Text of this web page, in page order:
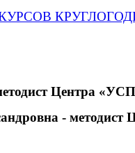
Центра
-